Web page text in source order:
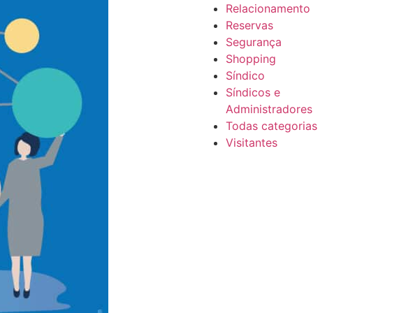
Relacionamento
Reservas
Segurança
Shopping
Síndico
Síndicos e
Administradores
Todas categorias
Visitantes